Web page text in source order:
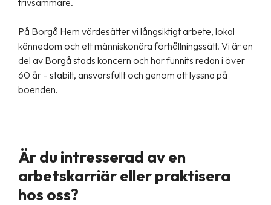
trivsammare.
På Borgå Hem värdesätter vi långsiktigt arbete, lokal
kännedom och ett människonära förhållningssätt. Vi är en
del av Borgå stads koncern och har funnits redan i över
60 år – stabilt, ansvarsfullt och genom att lyssna på
boenden.
Är du intresserad av en
arbetskarriär eller praktisera
hos oss?